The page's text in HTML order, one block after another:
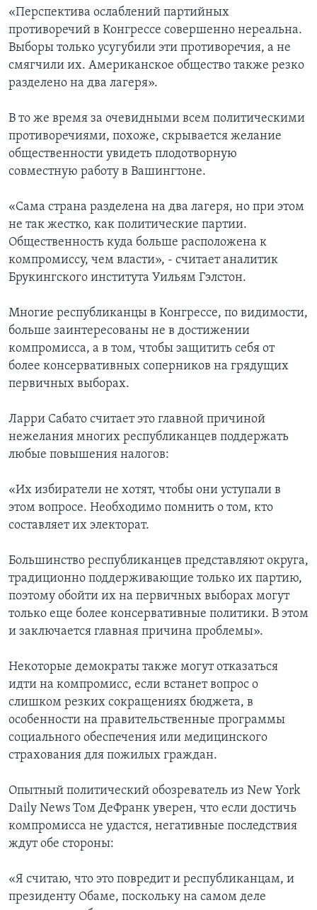
«Перспектива ослаблений партийных
противоречий в Конгрессе совершенно нереальна.
Выборы только усугубили эти противоречия, а не
смягчили их. Американское общество также резко
разделено на два лагеря».
В то же время за очевидными всем политическими
противоречиями, похоже, скрывается желание
общественности увидеть плодотворную
совместную работу в Вашингтоне.
«Сама страна разделена на два лагеря, но при этом
не так жестко, как политические партии.
Общественность куда больше расположена к
компромиссу, чем власти», - считает аналитик
Брукингского института Уильям Гэлстон.
Многие республиканцы в Конгрессе, по видимости,
больше заинтересованы не в достижении
компромисса, а в том, чтобы защитить себя от
более консервативных соперников на грядущих
первичных выборах.
Ларри Сабато считает это главной причиной
нежелания многих республиканцев поддержать
любые повышения налогов:
«Их избиратели не хотят, чтобы они уступали в
этом вопросе. Необходимо помнить о том, кто
составляет их электорат.
Большинство республиканцев представляют округа,
традиционно поддерживающие только их партию,
поэтому обойти их на первичных выборах могут
только еще более консервативные политики. В этом
и заключается главная причина проблемы».
Некоторые демократы также могут отказаться
идти на компромисс, если встанет вопрос о
слишком резких сокращениях бюджета, в
особенности на правительственные программы
социального обеспечения или медицинского
страхования для пожилых граждан.
Опытный политический обозреватель из New York
Daily News Том ДеФранк уверен, что если достичь
компромисса не удастся, негативные последствия
ждут обе стороны:
«Я считаю, что это повредит и республиканцам, и
президенту Обаме, поскольку на самом деле